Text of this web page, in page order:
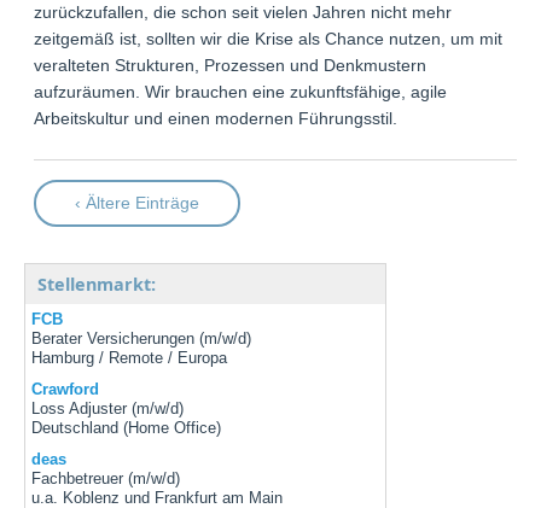
zurückzufallen, die schon seit vielen Jahren nicht mehr
zeitgemäß ist, sollten wir die Krise als Chance nutzen, um mit
veralteten Strukturen, Prozessen und Denkmustern
aufzuräumen. Wir brauchen eine zukunftsfähige, agile
Arbeitskultur und einen modernen Führungsstil.
‹ Ältere Einträge
Stellenmarkt:
FCB
Berater Versicherungen (m/w/d)
Hamburg / Remote / Europa
Crawford
Loss Adjuster (m/w/d)
Deutschland (Home Office)
deas
Fachbetreuer (m/w/d)
u.a. Koblenz und Frankfurt am Main